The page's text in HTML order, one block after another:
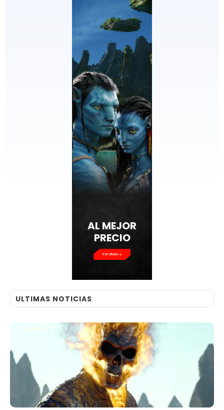
AL MEJOR
PRECIO
Ver ahora
ULTIMAS NOTICIAS